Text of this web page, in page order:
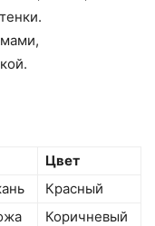
Цвет
Красный
Коричневый